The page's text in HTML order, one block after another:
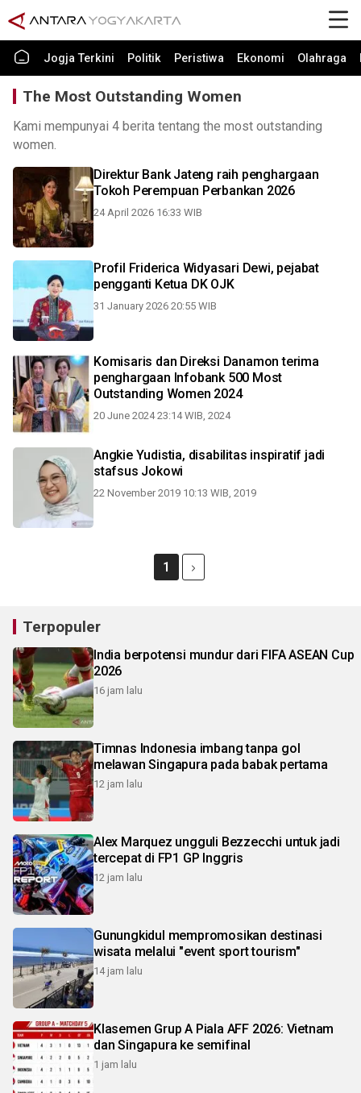
Jogja Terkini Politik Peristiwa Ekonomi Olahraga
The Most Outstanding Women
Kami mempunyai 4 berita tentang the most outstanding
women.
Direktur Bank Jateng raih penghargaan
Tokoh Perempuan Perbankan 2026
24 April 2026 16:33 WIB
Profil Friderica Widyasari Dewi, pejabat
pengganti Ketua DK OJK
31 January 2026 20:55 WIB
Komisaris dan Direksi Danamon terima
penghargaan Infobank 500 Most
Outstanding Women 2024
20 June 2024 23:14 WIB, 2024
Angkie Yudistia, disabilitas inspiratif jadi
stafsus Jokowi
22 November 2019 10:13 WIB, 2019
1
Terpopuler
India berpotensi mundur dari FIFA ASEAN Cup
2026
16 jam lalu
Timnas Indonesia imbang tanpa gol
melawan Singapura pada babak pertama
12 jam lalu
Alex Marquez ungguli Bezzecchi untuk jadi
tercepat di FP1 GP Inggris
12 jam lalu
Gunungkidul mempromosikan destinasi
wisata melalui "event sport tourism"
14 jam lalu
Klasemen Grup A Piala AFF 2026: Vietnam
dan Singapura ke semifinal
1 jam lalu